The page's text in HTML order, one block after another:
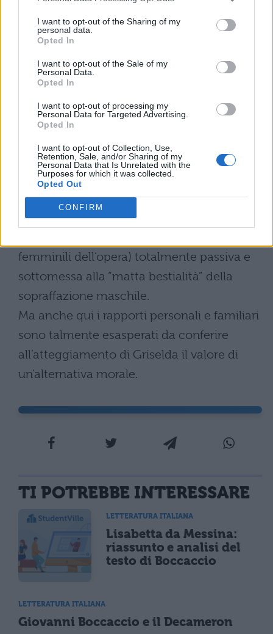
I want to opt-out of the Sharing of my
personal data.
Opted In
I want to opt-out of the Sale of my
Personal Data.
Opted In
I want to opt-out of processing my
Personal Data for Targeted Advertising.
Opted In
I want to opt-out of Collection, Use,
Retention, Sale, and/or Sharing of my
Personal Data that Is Unrelated with the
Purposes for which it was collected.
Opted Out
CONFIRM
giovani” destinatarie dell’opera afferma in
sostanza l’autonomia morale della
letteratura e previene in questo modo le
eventuali critiche di immoralità; infatti se
ha descritto situazioni e usato termini che
paiono sconvenienti, lo ha fatto per
linguaggio alla materia.
Il Decameron si chiude con l’esempio di
Griselda (simbolo di una femminilità agli
antipodi di quella di Ghismunda e in
femminili dell’opera) totalmente passiva e
sottomessa alla “matta bestialità” della
sopraffazione maschile.
Ma anche qui i rapporti personali e familiari
sono talmente esasperati da conferire
all’atteggiamento di Griselda il valore di
un’alternativa morale.
TI POTREBBE INTERESSARE
LETTERATURA ITALIANA
Lisabetta da Messina:
riassunto e analisi del
testo di Boccaccio
LETTERATURA ITALIANA
Giovanni Boccaccio e il Decameron